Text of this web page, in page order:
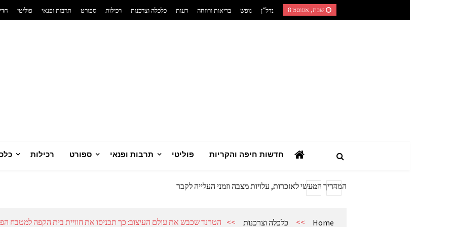
שבת, אוגוסט 8 נדל”ן נופש בריאות ורווחה דעות כלכלה וצרכנות רכילות ספורט תרבות ופנאי פוליטי
רכילות ספורט תרבות ופנאי פוליטי חדשות חיפה והקריות
המדריך הצרכני המלא: כך תבחרו מערכת סולארית ביתית מנצחת
המדריך המעשי לאזכרות, עלויות מצבה וזמני העלייה לקבר
אשפוז פסיכיאטרי ביתי: הגישה הדיסקרטית שמשנה את כללי המשחק בבריאות הנפש
Home
>> כלכלה וצרכנות >> הטרנד שכבש את עולם העיצוב: כך תכניסו את חוויית בית הקפה למטבח